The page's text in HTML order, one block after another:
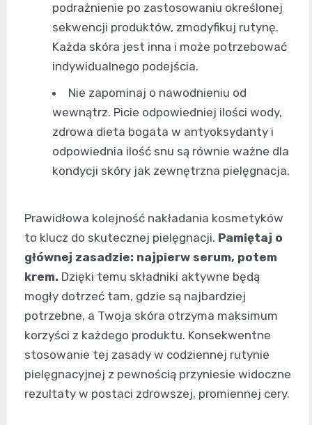
podrażnienie po zastosowaniu określonej
sekwencji produktów, zmodyfikuj rutynę.
Każda skóra jest inna i może potrzebować
indywidualnego podejścia.
Nie zapominaj o nawodnieniu od
wewnątrz. Picie odpowiedniej ilości wody,
zdrowa dieta bogata w antyoksydanty i
odpowiednia ilość snu są równie ważne dla
kondycji skóry jak zewnętrzna pielęgnacja.
Prawidłowa kolejność nakładania kosmetyków
to klucz do skutecznej pielęgnacji. Pamiętaj o
głównej zasadzie: najpierw serum, potem
krem. Dzięki temu składniki aktywne będą
mogły dotrzeć tam, gdzie są najbardziej
potrzebne, a Twoja skóra otrzyma maksimum
korzyści z każdego produktu. Konsekwentne
stosowanie tej zasady w codziennej rutynie
pielęgnacyjnej z pewnością przyniesie widoczne
rezultaty w postaci zdrowszej, promiennej cery.